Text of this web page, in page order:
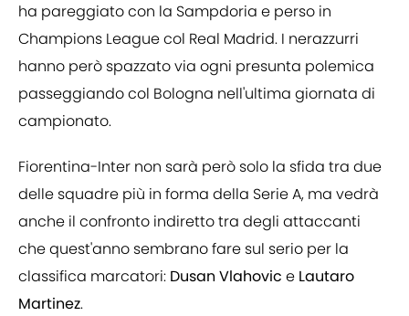
ha pareggiato con la Sampdoria e perso in
Champions League col Real Madrid. I nerazzurri
hanno però spazzato via ogni presunta polemica
passeggiando col Bologna nell'ultima giornata di
campionato.
Fiorentina-Inter non sarà però solo la sfida tra due
delle squadre più in forma della Serie A, ma vedrà
anche il confronto indiretto tra degli attaccanti
che quest'anno sembrano fare sul serio per la
classifica marcatori: Dusan Vlahovic e Lautaro
Martinez.